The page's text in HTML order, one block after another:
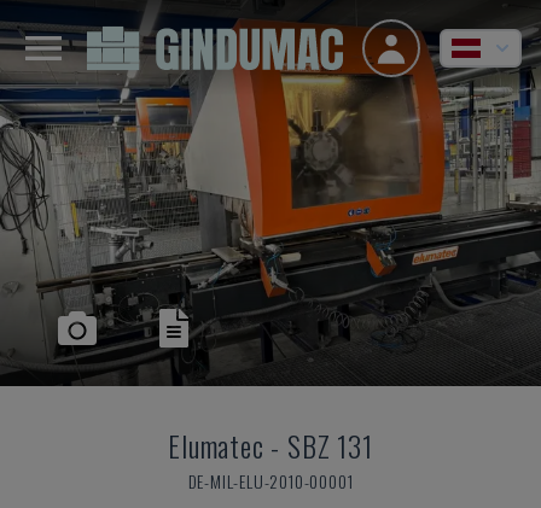
Elumatec - SBZ 131
DE-MIL-ELU-2010-00001